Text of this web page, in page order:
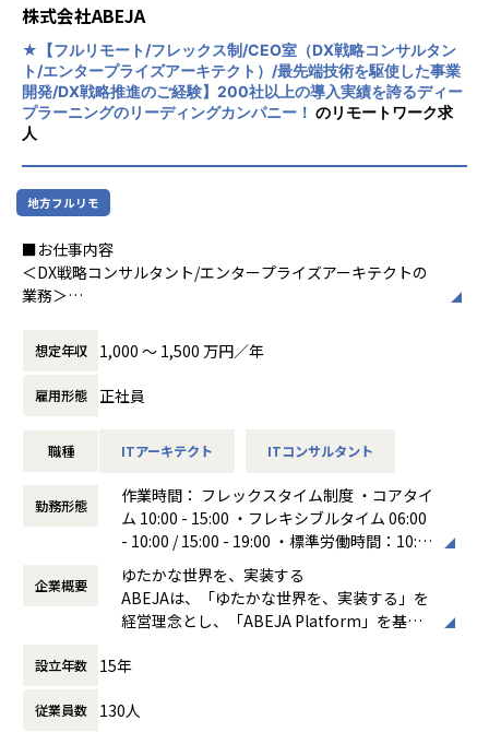
部長1名、メンバー6名（キャリア入社比率100%）
■働く環境・組織文化
事業展望/顧客提供価値・強み：
・事業展望：Well-beingが経営・商品開発の重要テーマとな
り、製造業〜サービス業まで「人の体験価値」を設計できる
支援需要が拡大しています
・顧客提供価値：曖昧な感覚（快・健康・生きがい等）を測
・強み：心理学/人間工学/感性工学の知見とテクノロジーを
統合し、指標化・定量化→コンセプト設計→業務/開発プロセ
ス実装まで一気通貫で伴走できる
働きがいと成長環境：
析、プロセス設計など一気通貫でスキルが伸びる
できる
・出社とリモートのハイブリッド勤務が可能です。遠方案件
では宿泊出張の可能性があります（頻度は案件により変動）
■組織のミッション・ビジョン
・Mission
人の理解を価値に変える。人科学×テクノロジーでWell-bei
ngに貢献する。
人の理解（心理・感性の知見）とテクノロジーを活用し、W
企業の製品・サービスづくりを支援し、より幸福で暮らしや
株式会社ABEJA
★【フルリモート/フレックス制/CEO室（DX戦略コンサルタン
ト/エンタープライズアーキテクト）/最先端技術を駆使した事業
開発/DX戦略推進のご経験】200社以上の導入実績を誇るディー
プラーニングのリーディングカンパニー！ のリモートワーク求
人
地方フルリモ
■お仕事内容
＜DX戦略コンサルタント/エンタープライズアーキテクトの
業務＞
社とファンド・VC、技術サイドとビジネスサイド、国内と海
外）を有機的につなげながらビジネスをデザインし、プロデ
ュースする仕事です。
超大手企業の経営陣・役員・本部長クラスとのリレーション
定、事業変革に向けたロードマップ設計を策定します。
フォーム開発やアプリケーション開発の要件定義から仕様策
定、開発までをプロジェクトマネージャー・データサイエン
ティスト･エンジニアと連携しながらリードし、プロジェク
トを成功へと導きます。
プロジェクトでは、戦略コンサルティングファーム・大手IT
企業・大手SIer・AIスタートアップ・ファンド等、多岐にわ
ヘルスケア、モビリティ、スマートシティ、カーボンニュー
想定年収 1,000 〜 1,500 万円／年
雇用形態 正社員
職種 ITアーキテクト ITコンサルタント
勤務形態
作業時間： フレックスタイム制度 ・コアタイ
ム 10:00 - 15:00 ・フレキシブルタイム 06:00
- 10:00 / 15:00 - 19:00 ・標準労働時間：10:0
0 - 19:00 （休憩60分）
働き方：フレックス制（コアタイムあり）
時間外労働の有無： 有（月平均20時間）
休憩時間： 60分
企業概要
ゆたかな世界を、実装する
ABEJAは、「ゆたかな世界を、実装する」を
経営理念とし、「ABEJA Platform」を基盤
ビジネスの継続的な収益成長の実現に伴走す
しています。2012年の創業時よりABEJA Pla
設立年数 15年
従業員数 130人